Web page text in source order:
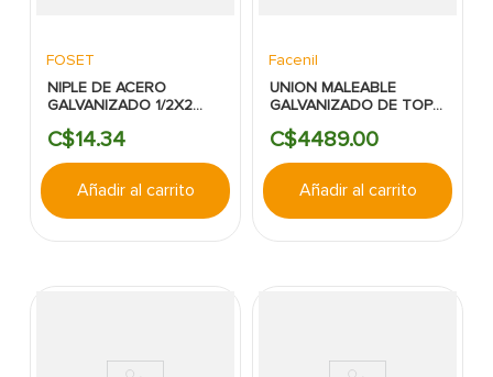
FOSET
NIPLE DE ACERO
GALVANIZADO 1/2X2
C$14.34
Añadir al carrito
Facenil
UNION MALEABLE
GALVANIZADO DE TOPE
C$4489.00
Añadir al carrito